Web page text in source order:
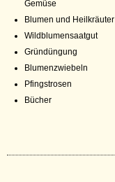
Gemüse
Blumen und Heilkräuter
Wildblumensaatgut
Gründüngung
Blumenzwiebeln
Pfingstrosen
Bücher